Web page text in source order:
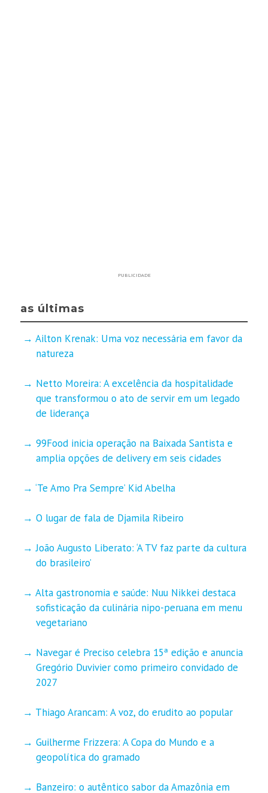
PUBLICIDADE
as últimas
Ailton Krenak: Uma voz necessária em favor da
natureza
Netto Moreira: A excelência da hospitalidade
que transformou o ato de servir em um legado
de liderança
99Food inicia operação na Baixada Santista e
amplia opções de delivery em seis cidades
‘Te Amo Pra Sempre’ Kid Abelha
O lugar de fala de Djamila Ribeiro
João Augusto Liberato: ‘A TV faz parte da cultura
do brasileiro’
Alta gastronomia e saúde: Nuu Nikkei destaca
sofisticação da culinária nipo-peruana em menu
vegetariano
Navegar é Preciso celebra 15ª edição e anuncia
Gregório Duvivier como primeiro convidado de
2027
Thiago Arancam: A voz, do erudito ao popular
Guilherme Frizzera: A Copa do Mundo e a
geopolítica do gramado
Banzeiro: o autêntico sabor da Amazônia em